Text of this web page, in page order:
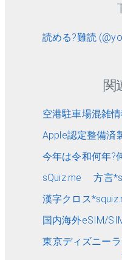
読める?難読
関
空港駐車場混雑情
Apple認定整備済
今年は令和何年?
sQuiz.me
方言
漢字クロス
国内海外eSIM/
東京ディズニー